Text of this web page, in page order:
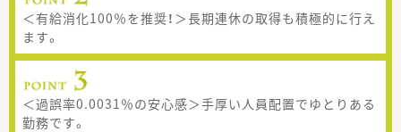
＜有給消化100％を推奨！＞長期連休の取得も積極的に行え
ます。
＜過誤率0.0031％の安心感＞手厚い人員配置でゆとりある
勤務です。